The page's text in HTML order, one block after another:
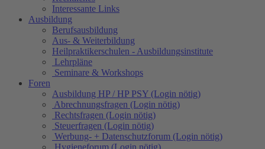
Interessante Links
Ausbildung
Berufsausbildung
Aus- & Weiterbildung
Heilpraktikerschulen - Ausbildungsinstitute
Lehrpläne
Seminare & Workshops
Foren
Ausbildung HP / HP PSY (Login nötig)
Abrechnungsfragen (Login nötig)
Rechtsfragen (Login nötig)
Steuerfragen (Login nötig)
Werbung- + Datenschutzforum (Login nötig)
Hygieneforum (Login nötig)